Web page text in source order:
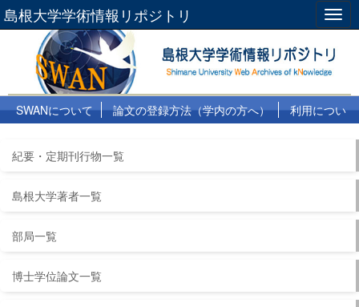
島根大学学術情報リポジトリ
SWANについて 論文の登録方法（学内の方へ）
利用につい
紀要・定期刊行物一覧
島根大学著者一覧
部局一覧
博士学位論文一覧